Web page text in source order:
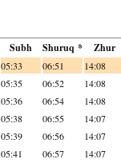
Subh Shuruq * Zhur
05:33 06:51 14:08
05:35 06:52 14:08
05:36 06:54 14:08
05:38 06:55 14:07
05:39 06:56 14:07
05:41 06:57 14:07